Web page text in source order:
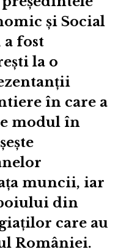
și Social
a fost
la o
în care a
modul în
muncii, iar
din
care au
României.